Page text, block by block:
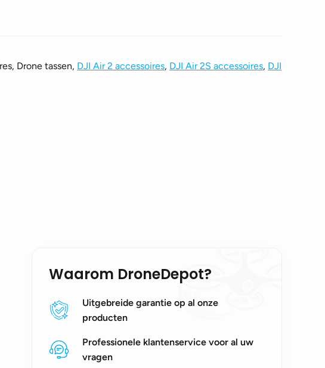
Drone tassen, DJI Air 2 accessoires, DJI Air 2S accessoires, DJI
Waarom DroneDepot?
Uitgebreide garantie op al onze
producten
Professionele klantenservice voor al uw
vragen